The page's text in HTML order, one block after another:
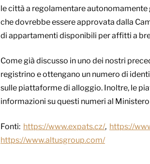
le città a regolamentare
che dovrebbe essere approvata dalla
di appartamenti disponibili per affitti a
Come già discusso in uno dei nostri
registrino e ottengano un numero di
sulle piattaforme di alloggio. Inoltre, le
informazioni su questi numeri al
Fonti: https://www.expats.cz/, https://
https://www.altusgroup.com/